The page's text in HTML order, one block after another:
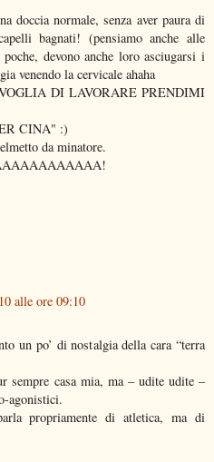
doccia normale, senza aver paura di
bagnati! (pensiamo anche alle
devono anche loro asciugarsi i
venendo la cervicale ahaha
DI LAVORARE PRENDIMI
CINA" :)
da minatore.
alle ore 09:10
un po’ di nostalgia della cara “terra
sempre casa mia, ma – udite udite –
agonistici.
propriamente di atletica, ma di